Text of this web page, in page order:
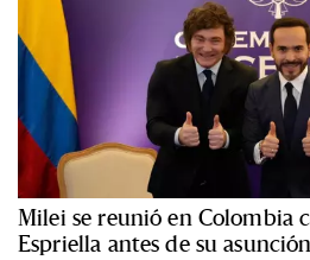
Milei se reunió en Colombia
Espriella antes de su asunción